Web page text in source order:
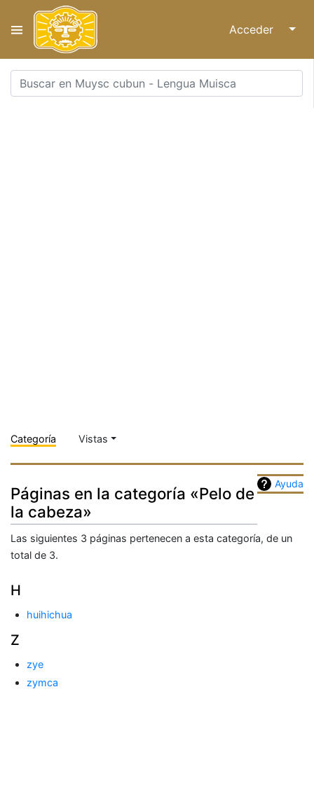
Acceder ↓
Categoría Vistas
Ayuda
Páginas en la categoría «Pelo de
la cabeza»
Las siguientes 3 páginas pertenecen a esta categoría, de un
total de 3.
H
huihichua
Z
zye
zymca